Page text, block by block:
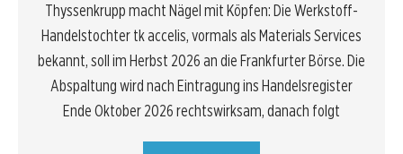
Thyssenkrupp macht Nägel mit Köpfen: Die Werkstoff-
Handelstochter tk accelis, vormals als Materials Services
bekannt, soll im Herbst 2026 an die Frankfurter Börse. Die
Abspaltung wird nach Eintragung ins Handelsregister
Ende Oktober 2026 rechtswirksam, danach folgt